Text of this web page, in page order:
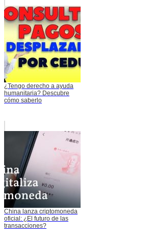
¿Tengo derecho a ayuda
humanitaria? Descubre
cómo saberlo
China lanza criptomoneda
oficial: ¿El futuro de las
transacciones?